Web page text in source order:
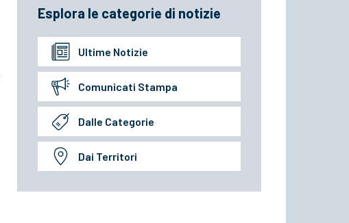
Esplora le categorie di notizie
Ultime Notizie
Comunicati Stampa
Dalle Categorie
Dai Territori